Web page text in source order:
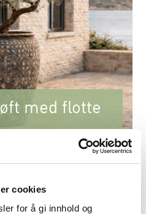
cookies
for å gi innhold og
med flotte